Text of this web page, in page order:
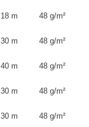
18 m 48 g/m²
30 m 48 g/m²
40 m 48 g/m²
30 m 48 g/m²
30 m 48 g/m²